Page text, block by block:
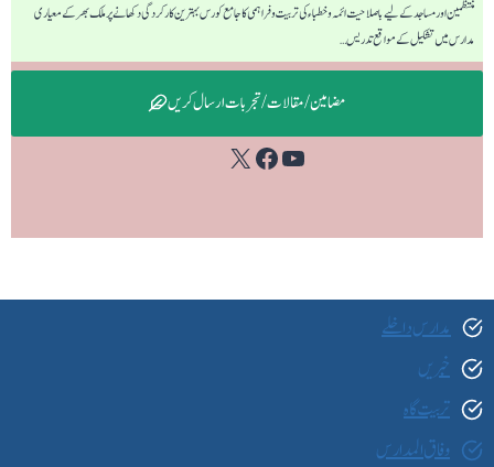
منتظمین اور مساجد کے لیے باصلاحیت ائمہ و خطباء کی تربیت و فراہمی کا جامع کورس بہترین کارکردگی دکھانے پر ملک بھر کے معیاری
مدارس میں تشکیل کے مواقع تدریس…
مضامین / مقالات / تجربات ارسال کریں
YouTube
Facebook
X
مدارس داخلے
خبریں
تربیت گاہ
وفاق المدارس